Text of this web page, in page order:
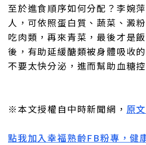
至於進食順序如何分配？李婉
人，可依照蛋白質、蔬菜、澱
吃肉類，再來青菜，最後才是
後，有助延緩醣類被身體吸收
不要太快分泌，進而幫助血糖控
※本文授權自中時新聞網， 原
點我加入幸福熟齡FB粉專，健